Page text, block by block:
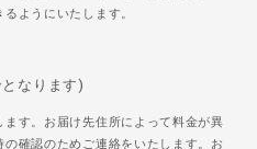
ようにいたします。
なります)
す。お届け先住所によって料金が異
確認のためご連絡をいたします。お